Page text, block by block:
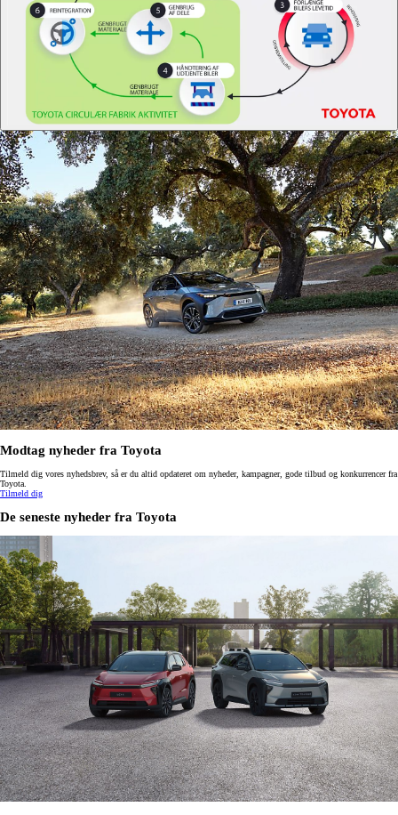
Modtag nyheder fra Toyota
Tilmeld dig vores nyhedsbrev, så er du altid opdateret om nyheder, kampagner, gode tilbud og konkurrencer fra
Toyota.
Tilmeld dig
De seneste nyheder fra Toyota